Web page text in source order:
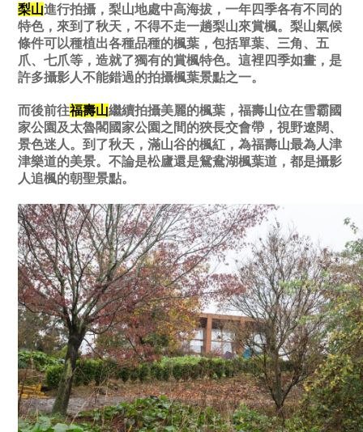
梨山進行拍攝，梨山地處中高海拔，一年四季各有不同的
特色，來到了秋天，不得不走一趟梨山來賞楓。梨山氣候
條件可以種植出各種品種的楓葉，包括單葉、三角、五
爪、七爪等，造就了獨有的賞楓特色。這裡四季如畫，是
許多攝影人不能錯過的拍攝楓葉景點之一。
而後前往福壽山繼續拍攝美麗的楓葉，福壽山位在雪霸國
家公園及太魯閣國家公園之間的狹長交會帶，視野遼闊、
景色迷人。到了秋天，滿山谷的楓紅，為福壽山最為人津
津樂道的美景。不論是松廬還是鴛鴦湖楓葉道，都是攝影
人追楓的朝聖景點。